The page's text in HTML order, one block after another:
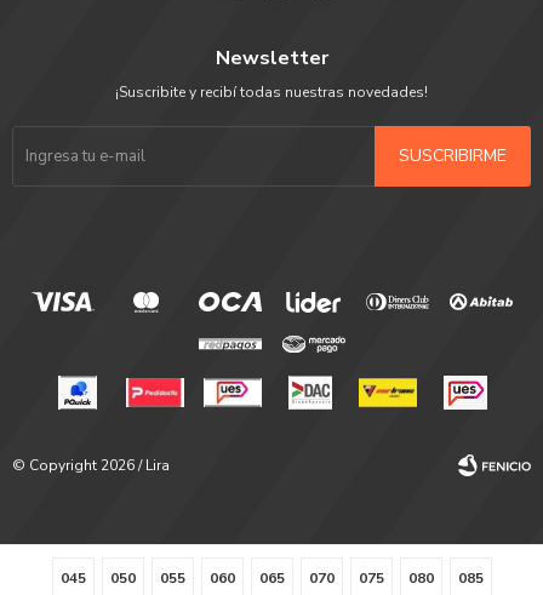
045 050 055 060 065 070 075 080 085
Newsletter
¡Suscribite y recibí todas nuestras novedades!
SUSCRIBIRME
© Copyright 2026 / Lira